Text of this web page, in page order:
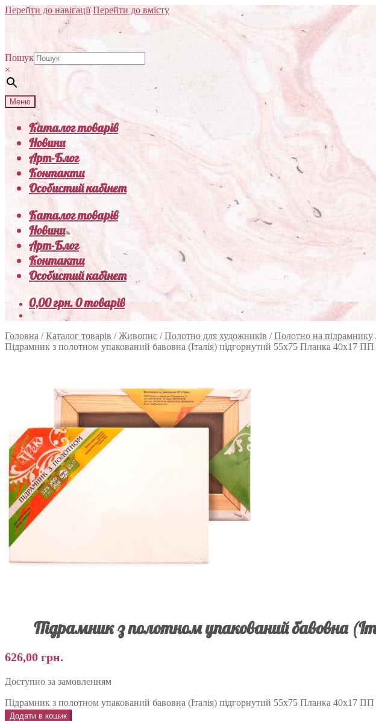
Перейти до навігації Перейти до вмісту
Пошук
×
Меню
Каталог товарів
Новини
Арт-Блог
Контакти
Особистий кабінет
Каталог товарів
Новини
Арт-Блог
Контакти
Особистий кабінет
0,00грн.0 товарів
Головна /Каталог товарів /Живопис /Полотно для художників /Полотно на підрамнику
Підрамник з полотном упакований бавовна (Італія) підгорнутий 55х75 Планка 40х17 ПП
Підрамник з полотном упакований бавовна
626,00 грн.
Доступно за замовленням
Підрамник з полотном упакований бавовна (Італія) підгорнутий 55х75 Планка 40х17 ПП
Додати в кошик